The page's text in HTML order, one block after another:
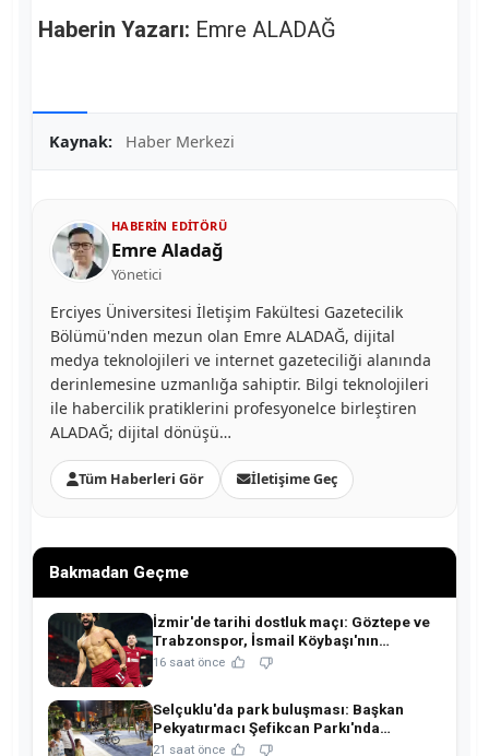
Haberin Yazarı: Emre ALADAĞ
Kaynak: Haber Merkezi
HABERIN EDITÖRÜ
Emre Aladağ
Yönetici
Erciyes Üniversitesi İletişim Fakültesi Gazetecilik
Bölümü'nden mezun olan Emre ALADAĞ, dijital
medya teknolojileri ve internet gazeteciliği alanında
derinlemesine uzmanlığa sahiptir. Bilgi teknolojileri
ile habercilik pratiklerini profesyonelce birleştiren
ALADAĞ; dijital dönüşü…
Tüm Haberleri Gör İletişime Geç
Bakmadan Geçme
İzmir'de tarihi dostluk maçı: Göztepe ve
Trabzonspor, İsmail Köybaşı'nın
jübilesinde buluşuyor!
16 saat önce
Selçuklu'da park buluşması: Başkan
Pekyatırmacı Şefikcan Parkı'nda
hemşehrileriyle buluştu!
21 saat önce